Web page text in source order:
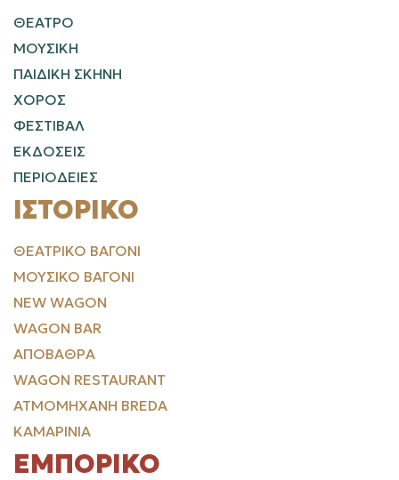
ΘΕΑΤΡΟ
ΜΟΥΣΙΚΗ
ΠΑΙΔΙΚΗ ΣΚΗΝΗ
ΧΟΡΟΣ
ΦΕΣΤΙΒΑΛ
ΕΚΔΟΣΕΙΣ
ΠΕΡΙΟΔΕΙΕΣ
ΙΣΤΟΡΙΚΌ
ΘΕΑΤΡΙΚΌ ΒΑΓΌΝΙ
ΜΟΥΣΙΚΌ ΒΑΓΌΝΙ
NEW WAGON
WAGON BAR
ΑΠΟΒΆΘΡΑ
WAGON RESTAURANT
ΑΤΜΟΜΗΧΑΝΉ BREDA
ΚΑΜΑΡΊΝΙΑ
ΕΜΠΟΡΙΚΌ